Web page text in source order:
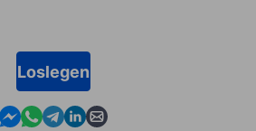
Loslegen
Contact us in Messenger
Contact us in WhatsApp
Contact us in Telegram
Contact us in Linkedin
Contact us by email